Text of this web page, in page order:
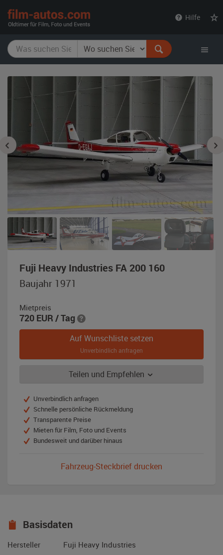
Hilfe
Fuji Heavy Industries FA 200 160,
rot
Baujahr 1971
Mietpreis
720 EUR / Tag
Auf Wunschliste setzen
Unverbindlich anfragen
Teilen und Empfehlen
Unverbindlich anfragen
Schnelle persönliche Rückmeldung
Transparente Preise
Mieten für Film, Foto und Events
Bundesweit und darüber hinaus
Fahrzeug-Steckbrief drucken
Basisdaten
Hersteller
Fuji Heavy Industries